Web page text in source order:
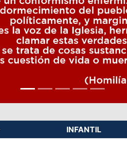
INFANTIL